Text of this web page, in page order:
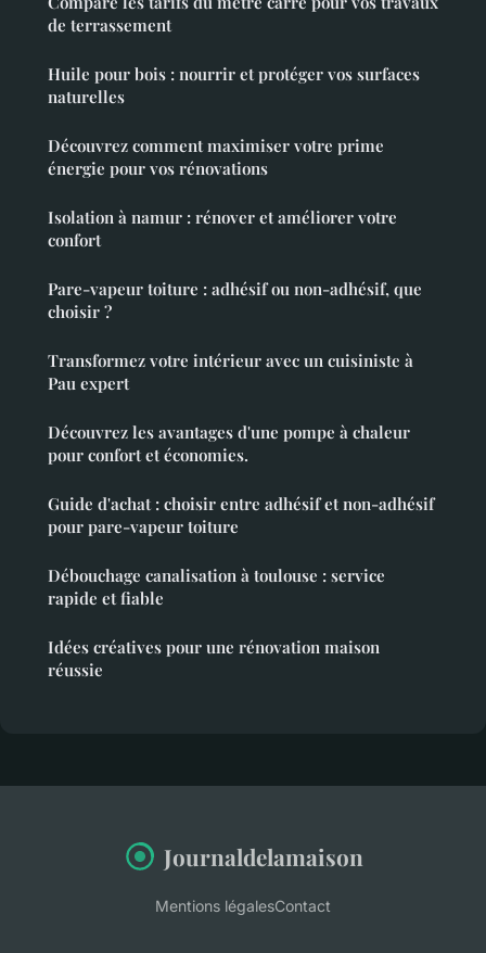
de terrassement
Huile pour bois : nourrir et protéger vos surfaces
naturelles
Découvrez comment maximiser votre prime
énergie pour vos rénovations
Isolation à namur : rénover et améliorer votre
confort
Pare-vapeur toiture : adhésif ou non-adhésif, que
choisir ?
Transformez votre intérieur avec un cuisiniste à
Pau expert
Découvrez les avantages d'une pompe à chaleur
pour confort et économies.
Guide d'achat : choisir entre adhésif et non-adhésif
pour pare-vapeur toiture
Débouchage canalisation à toulouse : service
rapide et fiable
Idées créatives pour une rénovation maison
réussie
Journaldelamaison
Mentions légalesContact